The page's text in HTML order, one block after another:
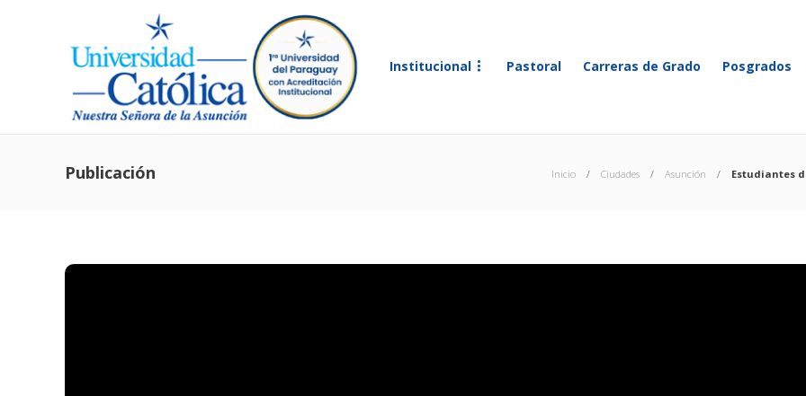
Institucional Pastoral Carreras de Grado Posgrados
Publicación Inicio Ciudades Asunción Estudiantes